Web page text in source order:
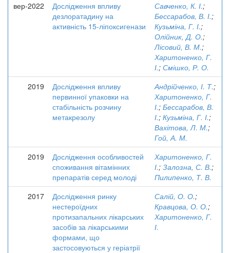
вер-2022
Дослідження впливу
дезлоратадину на
активність 15-ліпоксигенази
Савченко, К. І.;
Бессарабов, В. І.;
Кузьміна, Г. І.;
Олійник, Д. О.;
Лісовий, В. М.;
Харитоненко, Г.
І.; Смішко, Р. О.
2019
Дослідження впливу
первинної упаковки на
стабільність розчину
метакрезолу
Андрійченко, І. Т.;
Харитоненко, Г.
І.; Бессарабов, В.
І.; Кузьміна, Г. І.;
Вахітова, Л. М.;
Гой, А. М.
2019
Дослідження особливостей
споживання вітамінних
препаратів серед молоді
Харитоненко, Г.
І.; Залозна, С. В.;
Пилипенко, Т. В.
2017
Дослідження ринку
нестероїдних
протизапальних лікарських
засобів за лікарськими
формами, що
застосовуються у геріатрії
Салій, О. О.;
Кравцова, О. О.;
Харитоненко, Г.
І.